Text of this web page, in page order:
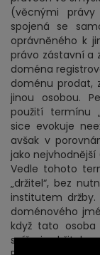
(věcnými
spojená se
oprávněného k
právo zástavní a
doména
doménu prodat,
jinou osobou.
použití termínu
sice evokuje
avšak v
jako
Vedle tohoto
„držitel“, bez
institutem
doménového
když tato
spíše je